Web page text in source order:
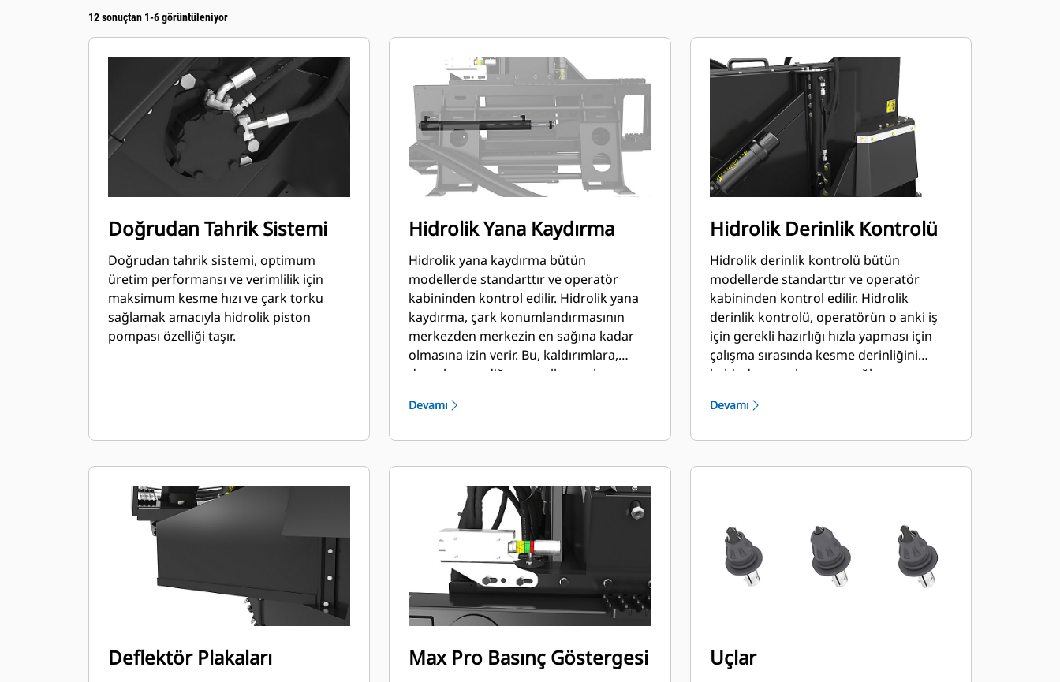
12 sonuçtan 1-6 görüntüleniyor
Doğrudan Tahrik Sistemi
Doğrudan tahrik sistemi, optimum
üretim performansı ve verimlilik için
maksimum kesme hızı ve çark torku
sağlamak amacıyla hidrolik piston
pompası özelliği taşır.
Hidrolik Yana Kaydırma
Hidrolik yana kaydırma bütün
modellerde standarttır ve operatör
kabininden kontrol edilir. Hidrolik yana
kaydırma, çark konumlandırmasının
merkezden merkezin en sağına kadar
olmasına izin verir. Bu, kaldırımlara,
duvarlara ve diğer engellere yakın
yeniden konumlandırma ihtiyacını en
Devamı
Hidrolik Derinlik Kontrolü
Hidrolik derinlik kontrolü bütün
modellerde standarttır ve operatör
kabininden kontrol edilir. Hidrolik
derinlik kontrolü, operatörün o anki iş
için gerekli hazırlığı hızla yapması için
çalışma sırasında kesme derinliğini
kabinden ayarlamasını sağlar.
Devamı
Deflektör Plakaları Max Pro Basınç Göstergesi Uçlar